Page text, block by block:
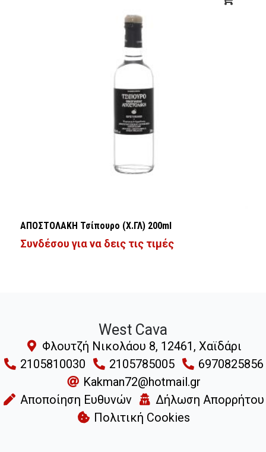
ΑΠΟΣΤΟΛΑΚΗ Τσίπουρο (Χ.ΓΛ) 200ml
Συνδέσου για να δεις τις τιμές
West Cava
Φλουτζή Νικολάου 8, 12461, Χαϊδάρι
2105810030
2105785005
6970825856
Kakman72@hotmail.gr
Αποποίηση Ευθυνών
Δήλωση Απορρήτου
Πολιτική Cookies